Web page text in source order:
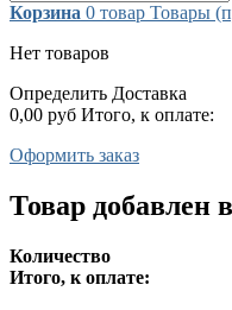
Корзина 0 товар Товары
Нет товаров
Определить Доставка
0,00 руб Итого, к оплате:
Оформить заказ
Товар добавлен
Количество
Итого, к оплате: